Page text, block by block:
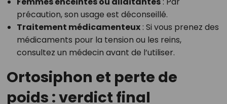
précaution, son usage est déconseillé.
Traitement médicamenteux: Si vous prenez des
médicaments pour la tension ou les reins,
consultez un médecin avant de l’utiliser.
Ortosiphon et perte de
poids : verdict final